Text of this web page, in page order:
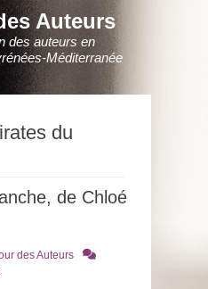
Auteurs
des auteurs en
Méditerranée
du
de Chloé
des Auteurs